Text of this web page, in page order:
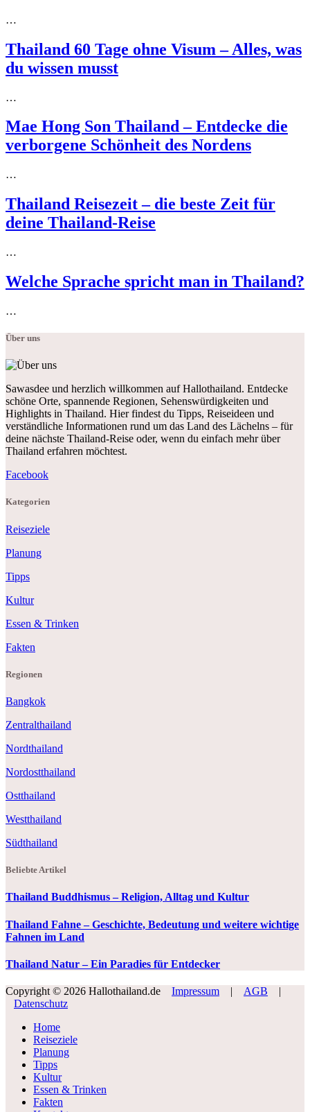
…
Thailand 60 Tage ohne Visum – Alles, was
du wissen musst
…
Mae Hong Son Thailand – Entdecke die
verborgene Schönheit des Nordens
…
Thailand Reisezeit – die beste Zeit für
deine Thailand-Reise
…
Welche Sprache spricht man in Thailand?
…
Über uns
Sawasdee und herzlich willkommen auf Hallothailand. Entdecke
schöne Orte, spannende Regionen, Sehenswürdigkeiten und
Highlights in Thailand. Hier findest du Tipps, Reiseideen und
verständliche Informationen rund um das Land des Lächelns – für
deine nächste Thailand-Reise oder, wenn du einfach mehr über
Thailand erfahren möchtest.
Facebook
Kategorien
Reiseziele
Planung
Tipps
Kultur
Essen & Trinken
Fakten
Regionen
Bangkok
Zentralthailand
Nordthailand
Nordostthailand
Ostthailand
Westthailand
Südthailand
Beliebte Artikel
Thailand Buddhismus – Religion, Alltag und Kultur
Thailand Fahne – Geschichte, Bedeutung und weitere wichtige
Fahnen im Land
Thailand Natur – Ein Paradies für Entdecker
Copyright © 2026 Hallothailand.de Impressum | AGB
|
Datenschutz
Home
Reiseziele
Planung
Tipps
Kultur
Essen & Trinken
Fakten